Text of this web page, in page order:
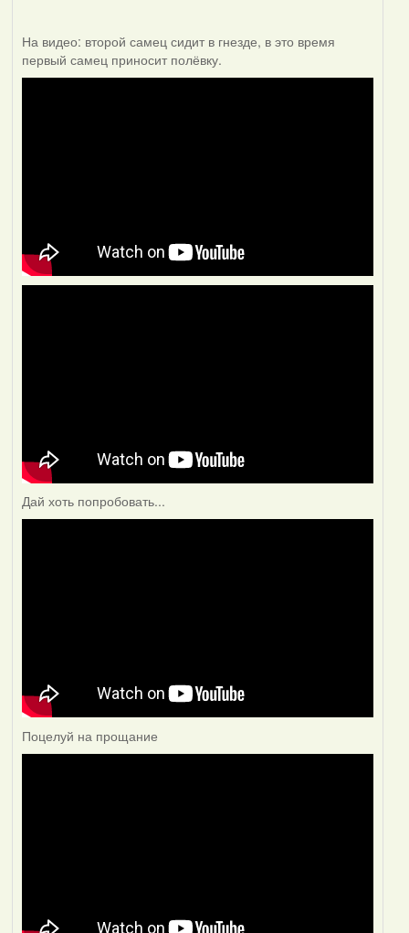
На видео: второй самец сидит в гнезде, в это время
первый самец приносит полёвку.
Дай хоть попробовать...
Поцелуй на прощание